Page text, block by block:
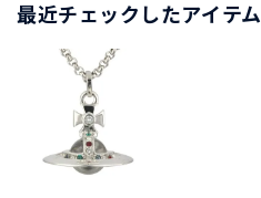
最近チェックしたアイテム